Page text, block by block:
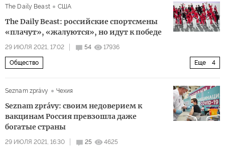
The Daily Beast
США
The Daily Beast: российские спортсмены
«плачут», «жалуются», но идут к победе
29 ИЮЛЯ 2021, 17:02 54 17936
Еще 4
Общество
Seznam zprávy Чехия
Seznam zprávy: своим недоверием к
вакцинам Россия превзошла даже
богатые страны
29 ИЮЛЯ 2021, 16:30 25 4625